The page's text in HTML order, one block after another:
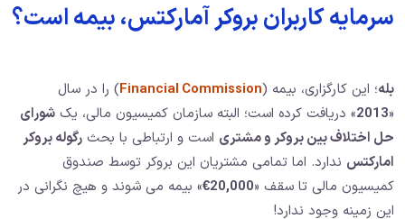
سرمایه کاربران بروکر آمارکتس، بیمه است؟
بله؛ این کارگزاری، بیمه (Financial Commission) را در سال
«
2013» دریافت کرده است؛ البته سازمان کمیسیون مالی، یک شورای
حل اختلاف بین بروکر و مشتری است و ارتباطی با بحث رگوله بروکر
امارکتس ندارد. اما تمامی مشتریان این بروکر توسط صندوق
کمیسیون مالی تا سقف «20,000€ » بیمه می شوند و هیچ نگرانی در
این زمینه وجود ندارد!